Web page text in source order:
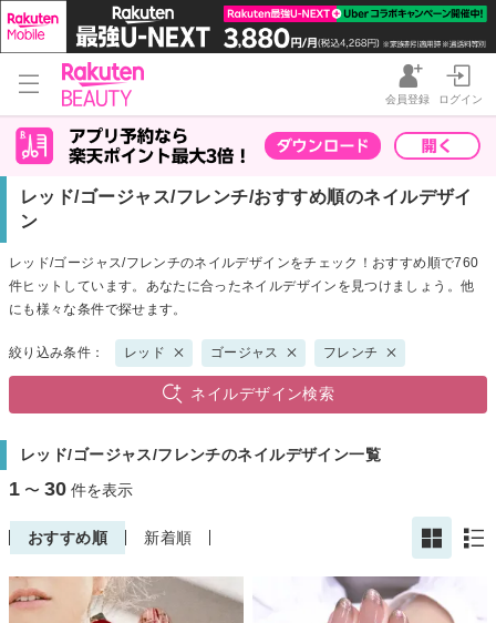
会員登録 ログイン
レッド/ゴージャス/フレンチ/おすすめ順のネイルデザイ
ン
レッド/ゴージャス/フレンチのネイルデザインをチェック！おすすめ順で760
件ヒットしています。あなたに合ったネイルデザインを見つけましょう。他
にも様々な条件で探せます。
絞り込み条件： レッド ゴージャス フレンチ
ネイルデザイン検索
レッド/ゴージャス/フレンチのネイルデザイン一覧
1 〜 30 件を表示
おすすめ順 新着順